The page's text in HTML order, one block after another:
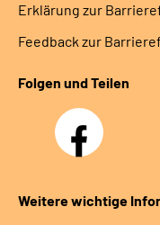
Erklärung zur
Feedback zur
Folgen und Teilen
Facebook
Klinik
Sonnenblick
Weitere wichtige